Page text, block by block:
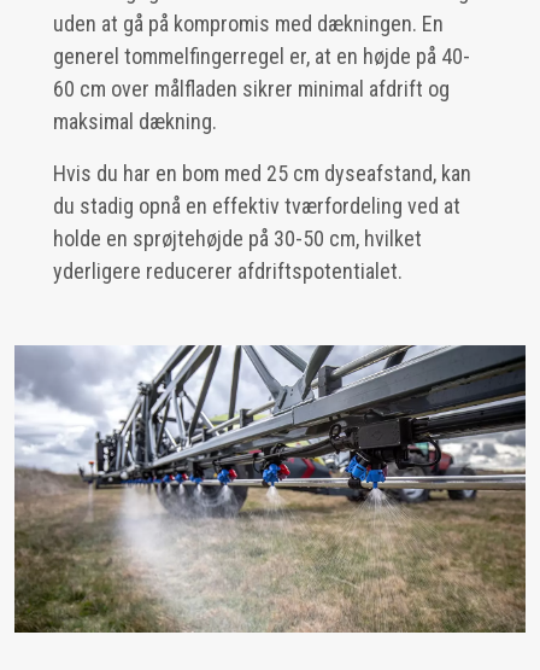
uden at gå på kompromis med dækningen. En
generel tommelfingerregel er, at en højde på 40-
60 cm over målfladen sikrer minimal afdrift og
maksimal dækning.
Hvis du har en bom med 25 cm dyseafstand, kan
du stadig opnå en effektiv tværfordeling ved at
holde en sprøjtehøjde på 30-50 cm, hvilket
yderligere reducerer afdriftspotentialet.